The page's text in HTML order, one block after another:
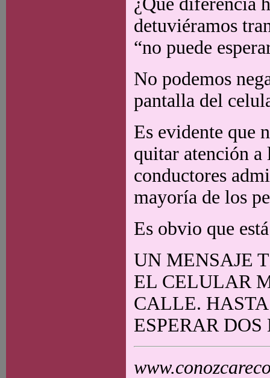
detuviéramos
“no puede
No podemos
pantalla del
Es evidente que
quitar atención a
conductores
mayoría de los
Es obvio que
UN MENSAJE
EL CELULAR
CALLE.
ESPERAR